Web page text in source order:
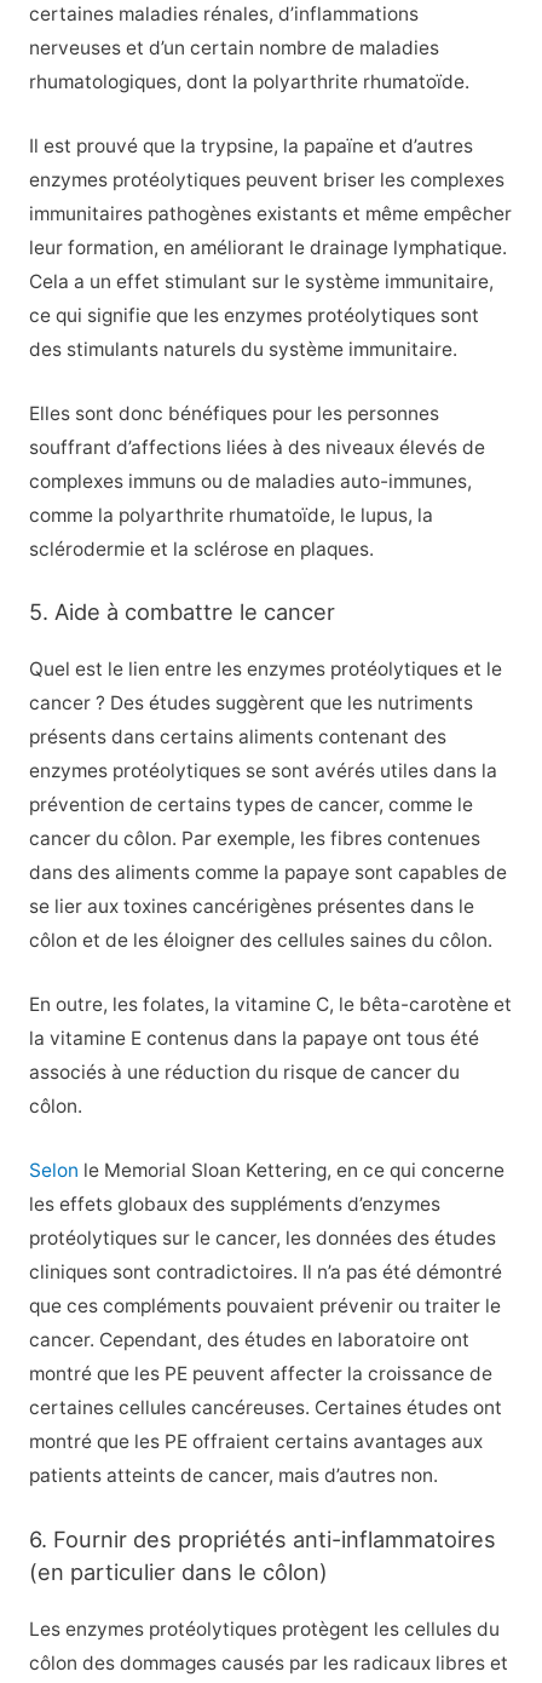
certaines maladies rénales, d’inflammations
nerveuses et d’un certain nombre de maladies
rhumatologiques, dont la polyarthrite rhumatoïde.
Il est prouvé que la trypsine, la papaïne et d’autres
enzymes protéolytiques peuvent briser les complexes
immunitaires pathogènes existants et même empêcher
leur formation, en améliorant le drainage lymphatique.
Cela a un effet stimulant sur le système immunitaire,
ce qui signifie que les enzymes protéolytiques sont
des stimulants naturels du système immunitaire.
Elles sont donc bénéfiques pour les personnes
souffrant d’affections liées à des niveaux élevés de
complexes immuns ou de maladies auto-immunes,
comme la polyarthrite rhumatoïde, le lupus, la
sclérodermie et la sclérose en plaques.
5. Aide à combattre le cancer
Quel est le lien entre les enzymes protéolytiques et le
cancer ? Des études suggèrent que les nutriments
présents dans certains aliments contenant des
enzymes protéolytiques se sont avérés utiles dans la
prévention de certains types de cancer, comme le
cancer du côlon. Par exemple, les fibres contenues
dans des aliments comme la papaye sont capables de
se lier aux toxines cancérigènes présentes dans le
côlon et de les éloigner des cellules saines du côlon.
En outre, les folates, la vitamine C, le bêta-carotène et
la vitamine E contenus dans la papaye ont tous été
associés à une réduction du risque de cancer du
côlon.
Selon le Memorial Sloan Kettering, en ce qui concerne
les effets globaux des suppléments d’enzymes
protéolytiques sur le cancer, les données des études
cliniques sont contradictoires. Il n’a pas été démontré
que ces compléments pouvaient prévenir ou traiter le
cancer. Cependant, des études en laboratoire ont
montré que les PE peuvent affecter la croissance de
certaines cellules cancéreuses. Certaines études ont
montré que les PE offraient certains avantages aux
patients atteints de cancer, mais d’autres non.
6. Fournir des propriétés anti-inflammatoires
(en particulier dans le côlon)
Les enzymes protéolytiques protègent les cellules du
côlon des dommages causés par les radicaux libres et